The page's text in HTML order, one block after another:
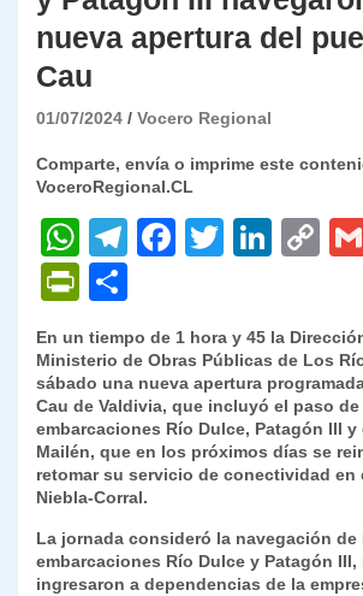
nueva apertura del
Cau
01/07/2024 Vocero Regional
Comparte, envía o imprime este
VoceroRegional.CL
W
h
at
s
A
p
p
T
gr
a
m
F
e
b
o
o
T
er
Li
e
dI
n
C
y
Li
n
k
P
ri
nt
Fr
ie
n
dl
y
m
p
ar
tir
En un tiempo de 1 hora y 45 la
Ministerio de Obras Públicas de Los
sábado una nueva apertura
Cau de Valdivia, que incluyó el paso de
embarcaciones Río Dulce, Patagón III
Mailén, que en los próximos días se
retomar su servicio de conectividad en
Niebla-Corral.
La jornada consideró la navegación de
embarcaciones Río Dulce y Patagón III,
ingresaron a dependencias de la